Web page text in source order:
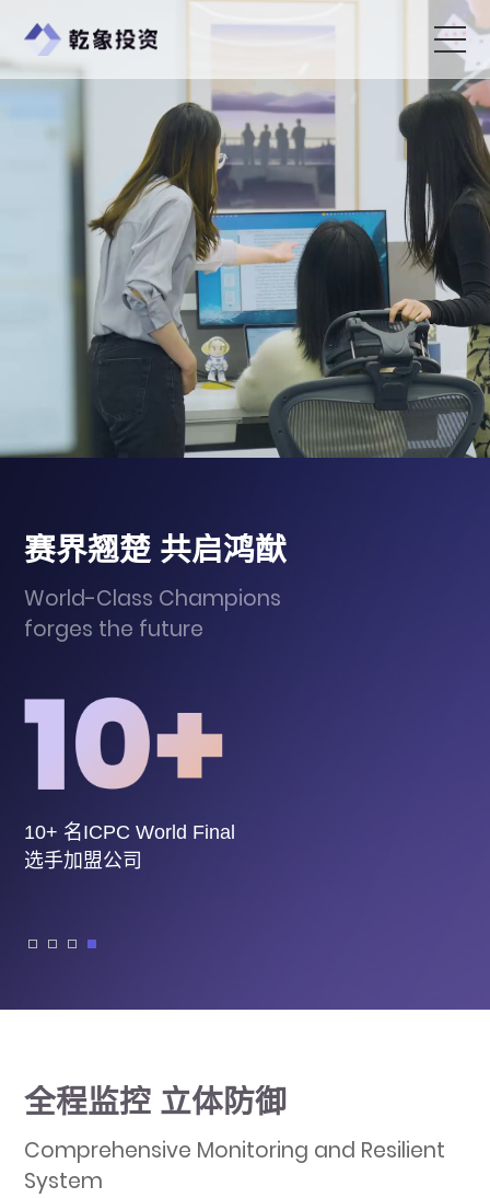
乾象动态
加入乾象
AI时代，智领未来
赛界翘楚 共启鸿猷
World-Class Champions
forges the future
10+ 名ICPC World Final
选手加盟公司
全程监控 立体防御
Comprehensive Monitoring and Resilient
System